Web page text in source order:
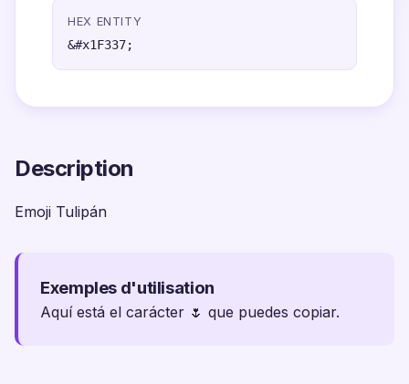
HEX ENTITY
&#x1F337;
Description
Emoji Tulipán
Exemples d'utilisation
Aquí está el carácter 🌷 que puedes copiar.